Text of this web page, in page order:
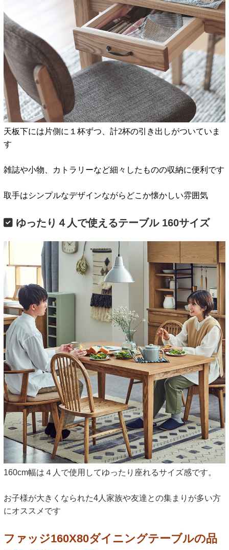
天板下には片側に１杯ずつ、計2杯の引き出しがついていま
す
雑誌や小物、カトラリーなど細々したものの収納に便利です
取手はシンプルなデザインながらどこか懐かしい雰囲気
ゆったり４人で使えるテーブル 160サイズ
160cm幅は４人で使用してゆったり座れるサイズ感です。
お子様が大きくなられた4人家族や友達との集まりが多い方
にオススメです
ファッジ160X80ダイニングテーブルの品